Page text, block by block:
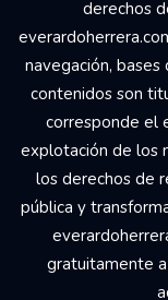
derechos
navegación,
contenidos son
corresponde el
explotación de los
los derechos de
pública y
gratuitamente a